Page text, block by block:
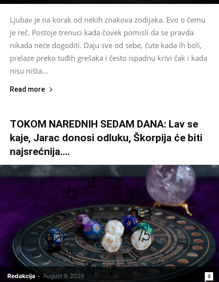
Ljubav je na korak od nekih znakova zodijaka. Evo o čemu
je reč. Postoje trenuci kada čovek pomisli da se pravda
nikada neće dogoditi. Daju sve od sebe, ćute kada ih boli,
prelaze preko tuđih grešaka i često ispadnu krivi čak i kada
nisu ništa...
Read more
TOKOM NAREDNIH SEDAM DANA: Lav se
kaje, Jarac donosi odluku, Škorpija će biti
najsrećnija….
Redakcija - August 9, 2026 0